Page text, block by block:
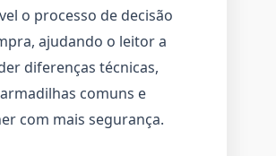
o processo de decisão
ajudando o leitor a
diferenças técnicas,
comuns e
com mais segurança.